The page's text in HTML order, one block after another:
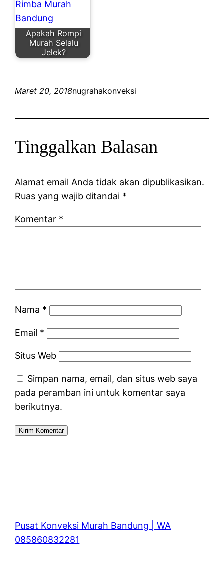
Apakah Rompi
Murah Selalu
Jelek?
Maret 20, 2018nugrahakonveksi
Tinggalkan Balasan
Alamat email Anda tidak akan dipublikasikan.
Ruas yang wajib ditandai *
Komentar *
Nama *
Email *
Situs Web
Simpan nama, email, dan situs web saya
pada peramban ini untuk komentar saya
berikutnya.
Pusat Konveksi Murah Bandung | WA
085860832281